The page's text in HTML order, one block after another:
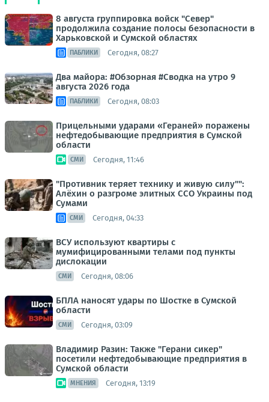
8 августа группировка войск "Север"
продолжила создание полосы безопасности в
Харьковской и Сумской областях
ПАБЛИКИ Сегодня, 08:27
Два майора: #Обзорная #Сводка на утро 9
августа 2026 года
ПАБЛИКИ Сегодня, 08:03
Прицельными ударами «Гераней» поражены
нефтедобывающие предприятия в Сумской
области
СМИ Сегодня, 11:46
"Противник теряет технику и живую силу"":
Алёхин о разгроме элитных ССО Украины под
Сумами
СМИ Сегодня, 04:33
ВСУ используют квартиры с
мумифицированными телами под пункты
дислокации
СМИ Сегодня, 08:06
БПЛА наносят удары по Шостке в Сумской
области
СМИ Сегодня, 03:09
Владимир Разин: Также "Герани сикер"
посетили нефтедобывающие предприятия в
Сумской области
МНЕНИЯ Сегодня, 13:19